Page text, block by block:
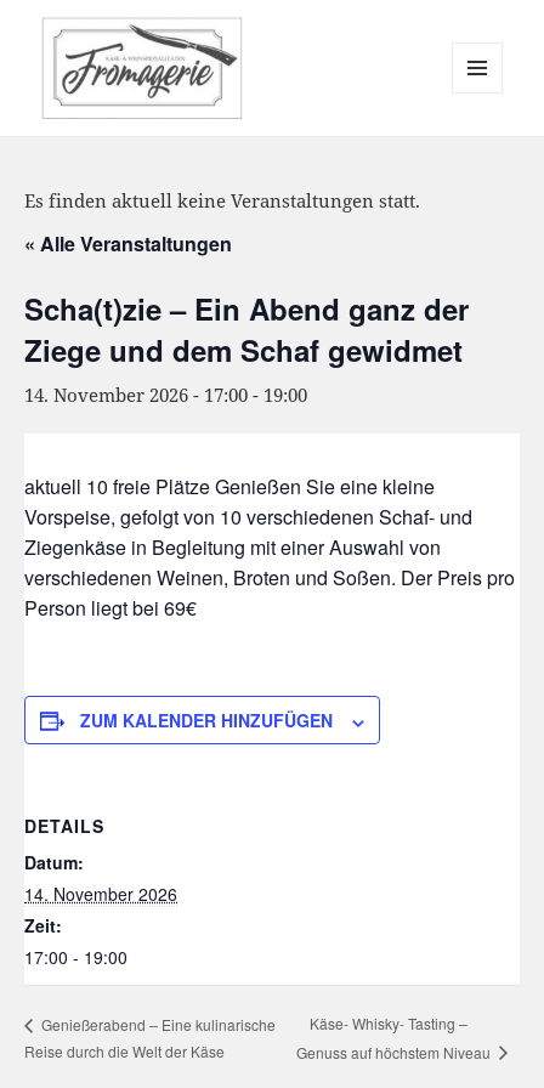
Es finden aktuell keine Veranstaltungen statt.
« Alle Veranstaltungen
Scha(t)zie – Ein Abend ganz der
Ziege und dem Schaf gewidmet
14. November 2026 - 17:00 - 19:00
aktuell 10 freie Plätze Genießen Sie eine kleine
Vorspeise, gefolgt von 10 verschiedenen Schaf- und
Ziegenkäse in Begleitung mit einer Auswahl von
verschiedenen Weinen, Broten und Soßen. Der Preis pro
Person liegt bei 69€
ZUM KALENDER HINZUFÜGEN
DETAILS
Datum:
14. November 2026
Zeit:
17:00 - 19:00
Genießerabend – Eine kulinarische
Reise durch die Welt der Käse
Käse- Whisky- Tasting –
Genuss auf höchstem Niveau